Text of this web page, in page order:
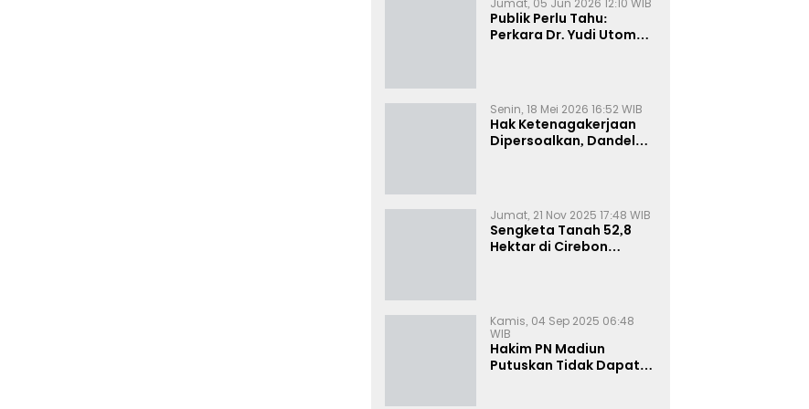
Jumat, 05 Jun 2026 12:10 WIB
Publik Perlu Tahu:
Perkara Dr. Yudi Utomo
Resmi
Senin, 18 Mei 2026 16:52 WIB
Hak Ketenagakerjaan
Dipersoalkan, Dandel
Jumat, 21 Nov 2025 17:48 WIB
Sengketa Tanah 52,8
Hektar di Cirebon
Kamis, 04 Sep 2025 06:48
WIB
Hakim PN Madiun
Putuskan Tidak Dapat